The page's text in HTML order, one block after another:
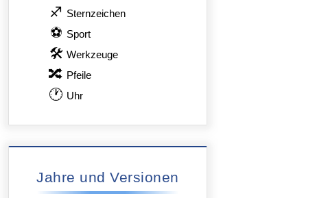
♐ Sternzeichen
⚽ Sport
🛠 Werkzeuge
🔀 Pfeile
🕐 Uhr
Jahre und Versionen